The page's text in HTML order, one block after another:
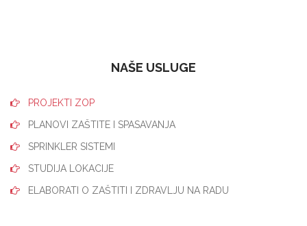
NAŠE USLUGE
PROJEKTI ZOP
PLANOVI ZAŠTITE I SPASAVANJA
SPRINKLER SISTEMI
STUDIJA LOKACIJE
ELABORATI O ZAŠTITI I ZDRAVLJU NA RADU